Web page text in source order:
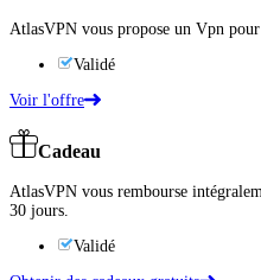
AtlasVPN vous propose un Vpn
Validé
Voir l'offre
Cadeau
AtlasVPN vous rembourse
30 jours.
Validé